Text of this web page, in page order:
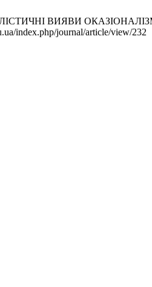
ВИЯВИ
index.php/journal/article/view/232